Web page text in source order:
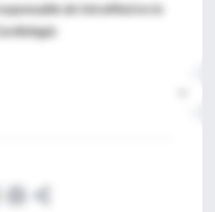
de IntraMed en la